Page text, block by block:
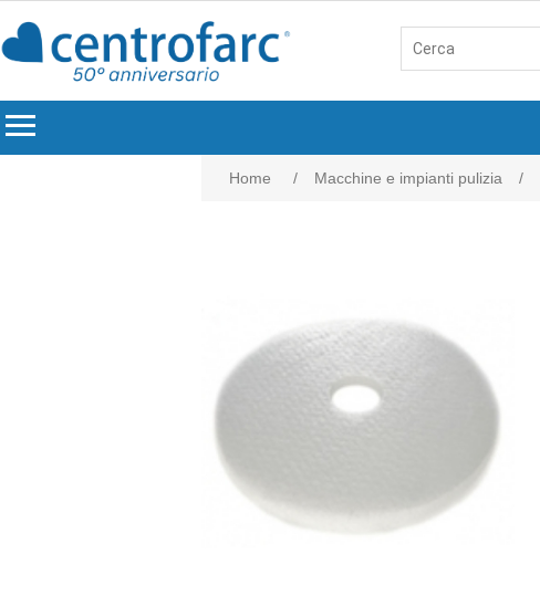
menu
Home / Macchine e impianti pulizia /